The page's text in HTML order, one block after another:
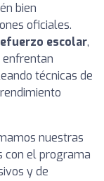
bien
oficiales.
escolar,
enfrentan
técnicas de
nuestras
con el programa
y de